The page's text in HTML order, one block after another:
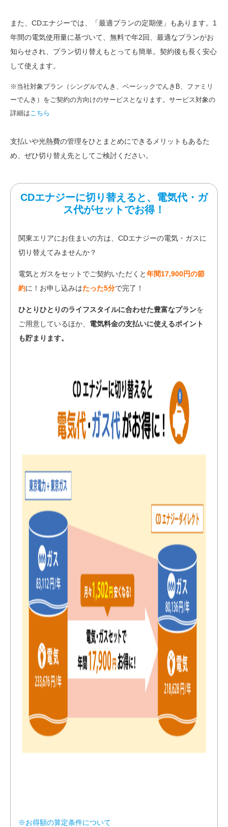
また、CDエナジーでは、「最適プランの定期便」もあります。1
年間の電気使用量に基づいて、無料で年2回、最適なプランがお
知らせされ、プラン切り替えもとっても簡単。契約後も長く安心
して使えます。
※当社対象プラン（シングルでんき、ベーシックでんきB、ファミリ
ーでんき）をご契約の方向けのサービスとなります。サービス対象の
詳細はこちら
支払いや光熱費の管理をひとまとめにできるメリットもあるた
め、ぜひ切り替え先としてご検討ください。
CDエナジーに切り替えると、電気代・ガ
ス代がセットでお得！
関東エリアにお住まいの方は、CDエナジーの電気・ガスに
切り替えてみませんか？
電気とガスをセットでご契約いただくと年間17,900円の節
約に！お申し込みはたった5分で完了！
ひとりひとりのライフスタイルに合わせた豊富なプランを
ご用意しているほか、 電気料金の支払いに使えるポイント
も貯まります。
※お得額の算定条件について